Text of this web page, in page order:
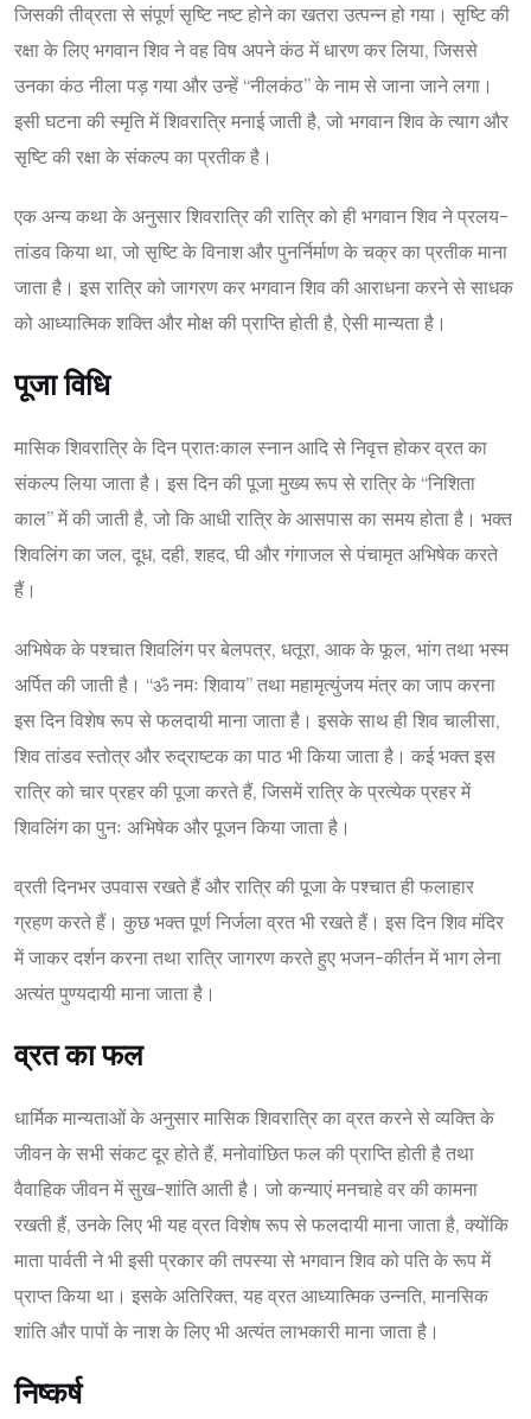
जिसकी तीव्रता से संपूर्ण सृष्टि नष्ट होने का खतरा उत्पन्न हो गया। सृष्टि की
रक्षा के लिए भगवान शिव ने वह विष अपने कंठ में धारण कर लिया, जिससे
उनका कंठ नीला पड़ गया और उन्हें “नीलकंठ” के नाम से जाना जाने लगा।
इसी घटना की स्मृति में शिवरात्रि मनाई जाती है, जो भगवान शिव के त्याग और
सृष्टि की रक्षा के संकल्प का प्रतीक है।
एक अन्य कथा के अनुसार शिवरात्रि की रात्रि को ही भगवान शिव ने प्रलय-
तांडव किया था, जो सृष्टि के विनाश और पुनर्निर्माण के चक्र का प्रतीक माना
जाता है। इस रात्रि को जागरण कर भगवान शिव की आराधना करने से साधक
को आध्यात्मिक शक्ति और मोक्ष की प्राप्ति होती है, ऐसी मान्यता है।
पूजा विधि
मासिक शिवरात्रि के दिन प्रातःकाल स्नान आदि से निवृत्त होकर व्रत का
संकल्प लिया जाता है। इस दिन की पूजा मुख्य रूप से रात्रि के “निशिता
काल” में की जाती है, जो कि आधी रात्रि के आसपास का समय होता है। भक्त
शिवलिंग का जल, दूध, दही, शहद, घी और गंगाजल से पंचामृत अभिषेक करते
हैं।
अभिषेक के पश्चात शिवलिंग पर बेलपत्र, धतूरा, आक के फूल, भांग तथा भस्म
अर्पित की जाती है। “ॐ नमः शिवाय” तथा महामृत्युंजय मंत्र का जाप करना
इस दिन विशेष रूप से फलदायी माना जाता है। इसके साथ ही शिव चालीसा,
शिव तांडव स्तोत्र और रुद्राष्टक का पाठ भी किया जाता है। कई भक्त इस
रात्रि को चार प्रहर की पूजा करते हैं, जिसमें रात्रि के प्रत्येक प्रहर में
शिवलिंग का पुनः अभिषेक और पूजन किया जाता है।
व्रती दिनभर उपवास रखते हैं और रात्रि की पूजा के पश्चात ही फलाहार
ग्रहण करते हैं। कुछ भक्त पूर्ण निर्जला व्रत भी रखते हैं। इस दिन शिव मंदिर
में जाकर दर्शन करना तथा रात्रि जागरण करते हुए भजन-कीर्तन में भाग लेना
अत्यंत पुण्यदायी माना जाता है।
व्रत का फल
धार्मिक मान्यताओं के अनुसार मासिक शिवरात्रि का व्रत करने से व्यक्ति के
जीवन के सभी संकट दूर होते हैं, मनोवांछित फल की प्राप्ति होती है तथा
वैवाहिक जीवन में सुख-शांति आती है। जो कन्याएं मनचाहे वर की कामना
रखती हैं, उनके लिए भी यह व्रत विशेष रूप से फलदायी माना जाता है, क्योंकि
माता पार्वती ने भी इसी प्रकार की तपस्या से भगवान शिव को पति के रूप में
प्राप्त किया था। इसके अतिरिक्त, यह व्रत आध्यात्मिक उन्नति, मानसिक
शांति और पापों के नाश के लिए भी अत्यंत लाभकारी माना जाता है।
निष्कर्ष